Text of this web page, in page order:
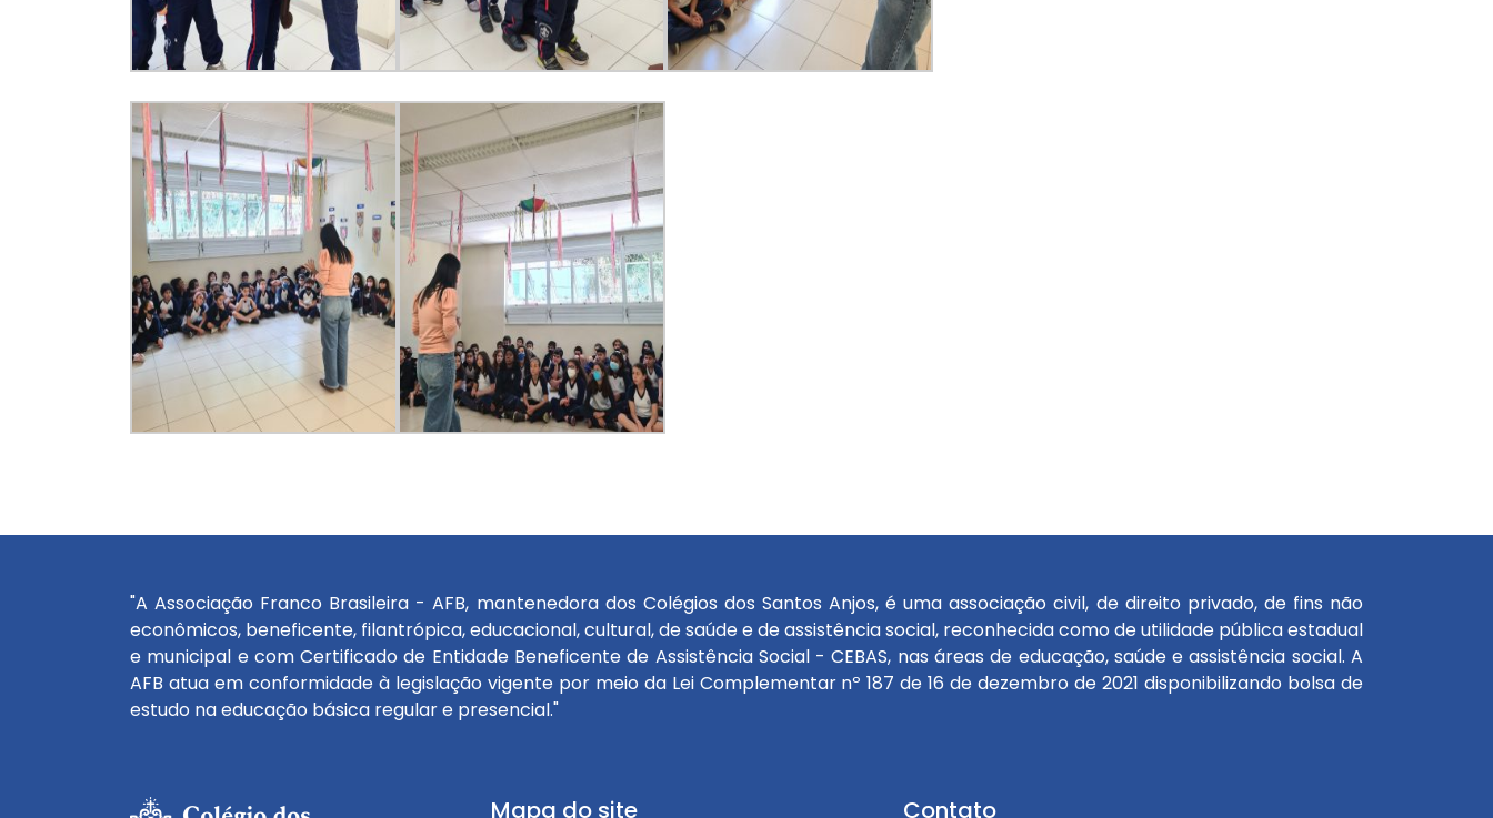
"A Associação Franco Brasileira - AFB, mantenedora dos Colégios dos Santos Anjos, é uma associação civil, de direito privado, de fins não
econômicos, beneficente, filantrópica, educacional, cultural, de saúde e de assistência social, reconhecida como de utilidade pública estadual
e municipal e com Certificado de Entidade Beneficente de Assistência Social - CEBAS, nas áreas de educação, saúde e assistência social. A
AFB atua em conformidade à legislação vigente por meio da Lei Complementar nº 187 de 16 de dezembro de 2021 disponibilizando bolsa de
estudo na educação básica regular e presencial."
Mapa do site Contato